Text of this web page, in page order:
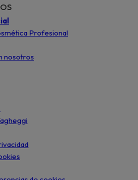
Profesional
nosotros